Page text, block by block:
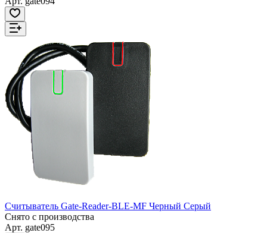
Считыватель Gate-Reader-BLE-MF Черный Серый
Снято с производства
Арт. gate095